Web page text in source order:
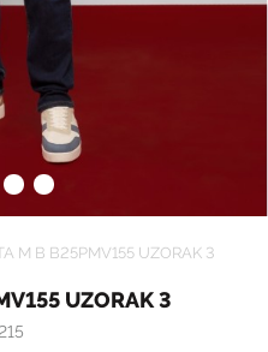
M B B25PMV155 UZORAK 3
UZORAK 3